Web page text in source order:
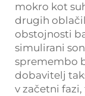
mokro kot
drugih oblačil
obstojnosti
simulirani
spremembo
dobavitelj
v začetni